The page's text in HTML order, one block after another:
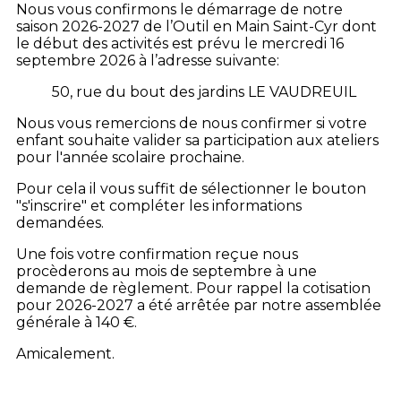
Nous vous confirmons le démarrage de notre
saison 2026-2027 de l’Outil en Main Saint-Cyr dont
le début des activités est prévu le mercredi 16
septembre 2026 à l’adresse suivante:
50, rue du bout des jardins LE VAUDREUIL
Nous vous remercions de nous confirmer si votre
enfant souhaite valider sa participation aux ateliers
pour l'année scolaire prochaine.
Pour cela il vous suffit de sélectionner le bouton
"s'inscrire" et compléter les informations
demandées.
Une fois votre confirmation reçue nous
procèderons au mois de septembre à une
demande de règlement. Pour rappel la cotisation
pour 2026-2027 a été arrêtée par notre assemblée
générale à 140 €.
Amicalement.